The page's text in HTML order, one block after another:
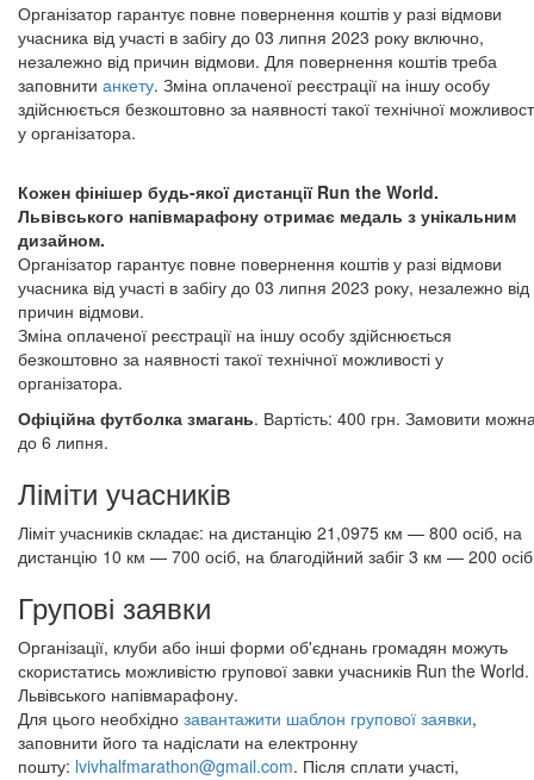
Організатор гарантує повне повернення коштів у разі відмови
учасника від участі в забігу до 03 липня 2023 року включно,
незалежно від причин відмови. Для повернення коштів треба
заповнити анкету. Зміна оплаченої реєстрації на іншу особу
здійснюється безкоштовно за наявності такої технічної
у організатора.
Кожен фінішер будь-якої дистанції Run the World.
Львівського напівмарафону отримає медаль з унікальним
дизайном.
Організатор гарантує повне повернення коштів у разі відмови
учасника від участі в забігу до 03 липня 2023 року, незалежно від
причин відмови.
Зміна оплаченої реєстрації на іншу особу здійснюється
безкоштовно за наявності такої технічної можливості у
організатора.
Офіційна футболка змагань. Вартість: 400 грн. Замовити
до 6 липня.
Ліміти учасників
Ліміт учасників складає: на дистанцію 21,0975 км — 800 осіб, на
дистанцію 10 км — 700 осіб, на благодійний забіг 3 км — 200
Групові заявки
Організації, клуби або інші форми об'єднань громадян можуть
скористатись можливістю групової завки учасників Run the World.
Львівського напівмарафону.
Для цього необхідно завантажити шаблон групової заявки,
заповнити його та надіслати на електронну
пошту: lvivhalfmarathon@gmail.com. Після сплати участі,